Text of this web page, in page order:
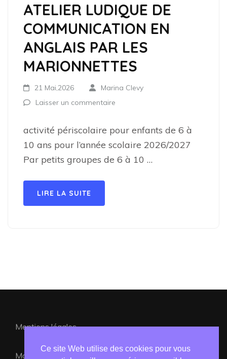
ATELIER LUDIQUE DE
COMMUNICATION EN
ANGLAIS PAR LES
MARIONNETTES
21 Mai,2026
Marina Clevy
Laisser un commentaire
activité périscolaire pour enfants de 6 à
10 ans pour l’année scolaire 2026/2027
Par petits groupes de 6 à 10 …
LIRE LA SUITE
Mentions légales
Mon compte
Ce site Web utilise des cookies pour vous